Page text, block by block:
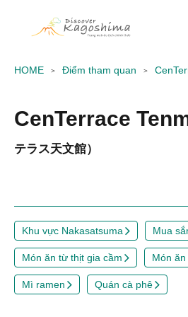
HOME Điểm tham quan
CenTerrace
テラス天文館）
Khu vực Nakasatsuma Mua
Món ăn từ thịt gia cầm Món
Mì ramen Quán cà phê